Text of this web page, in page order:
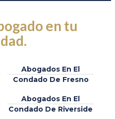
en tu
Abogados En El
Condado De Fresno
Abogados En El
Condado De Riverside